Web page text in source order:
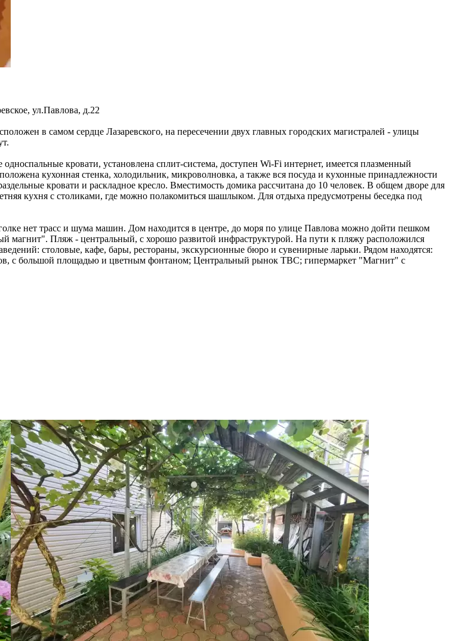
, ул.Павлова, д.22
в самом сердце Лазаревского, на пересечении двух главных городских магистралей - улицы
кровати, установлена сплит-система, доступен Wi-Fi интернет, имеется плазменный
кухонная стенка, холодильник, микроволновка, а также вся посуда и кухонные принадлежности
кровати и раскладное кресло. Вместимость домика рассчитана до 10 человек. В общем дворе для
кухня с столиками, где можно полакомиться шашлыком. Для отдыха предусмотрены беседка под
нет трасс и шума машин. Дом находится в центре, до моря по улице Павлова можно дойти пешком
Пляж - центральный, с хорошо развитой инфраструктурой. На пути к пляжу расположился
столовые, кафе, бары, рестораны, экскурсионные бюро и сувенирные ларьки. Рядом находятся:
с большой площадью и цветным фонтаном; Центральный рынок ТВС; гипермаркет "Магнит" с